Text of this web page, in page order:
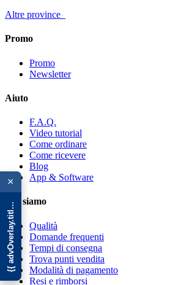
×
{{ advOverlay.title || 'Promo' }}
Altre province
Promo
Promo
Newsletter
Aiuto
F.A.Q.
Video tutorial
Come ordinare
Come ricevere
Blog
App & Software
Chi siamo
Qualità
Domande frequenti
Tempi di consegna
Trova punti vendita
Modalità di pagamento
Resi e rimborsi